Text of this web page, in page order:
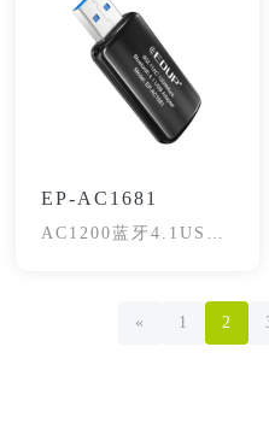
EP-AC1681
AC1200蓝牙4.1USB
« 1 2